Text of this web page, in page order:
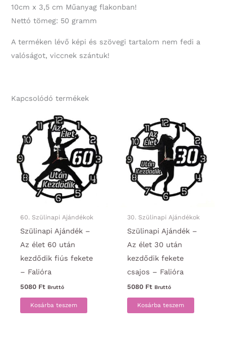
10cm x 3,5 cm Műanyag flakonban!
Nettó tömeg: 50 gramm
A terméken lévő képi és szövegi tartalom nem fedi a
valóságot, viccnek szántuk!
Kapcsolódó termékek
60. Szülinapi Ajándékok
Szülinapi Ajándék –
Az élet 60 után
kezdődik fiús fekete
– Falióra
5080 Ft Bruttó
Kosárba teszem
30. Szülinapi Ajándékok
Szülinapi Ajándék –
Az élet 30 után
kezdődik fekete
csajos – Falióra
5080 Ft Bruttó
Kosárba teszem